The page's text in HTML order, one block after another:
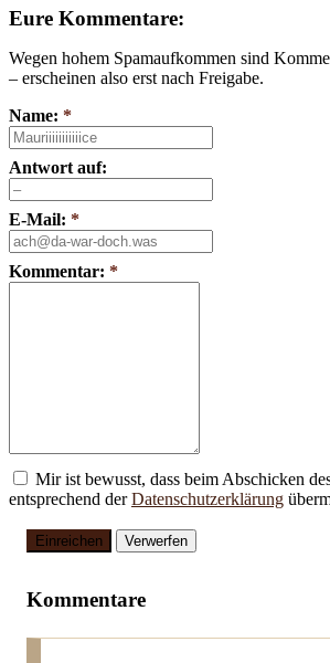
Eure Kommentare:
Wegen hohem Spamaufkommen sind
– erscheinen also erst nach Freigabe.
Name: *
Antwort auf:
E-Mail: *
Kommentar: *
Mir ist bewusst, dass beim Abschicken
entsprechend derDatenschutzerklärung
Einreichen Verwerfen
Kommentare